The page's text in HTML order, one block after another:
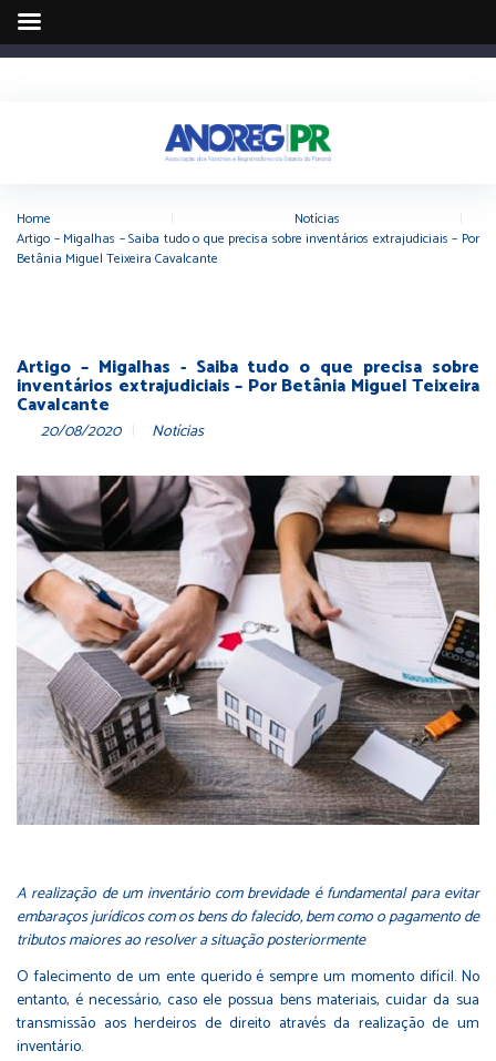
Home Notícias
Artigo – Migalhas – Saiba tudo o que precisa sobre inventários extrajudiciais – Por
Betânia Miguel Teixeira Cavalcante
Artigo – Migalhas - Saiba tudo o que precisa sobre
inventários extrajudiciais – Por Betânia Miguel Teixeira
Cavalcante
20/08/2020 Notícias
A realização de um inventário com brevidade é fundamental para evitar
embaraços jurídicos com os bens do falecido, bem como o pagamento de
tributos maiores ao resolver a situação posteriormente
O falecimento de um ente querido é sempre um momento difícil. No
entanto, é necessário, caso ele possua bens materiais, cuidar da sua
transmissão aos herdeiros de direito através da realização de um
inventário.